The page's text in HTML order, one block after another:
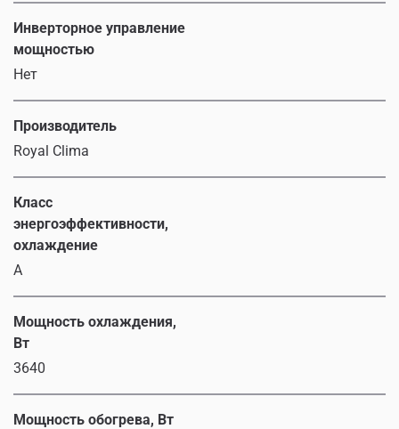
Инверторное управление
мощностью
Нет
Производитель
Royal Clima
Класс
энергоэффективности,
охлаждение
A
Мощность охлаждения,
Вт
3640
Мощность обогрева, Вт